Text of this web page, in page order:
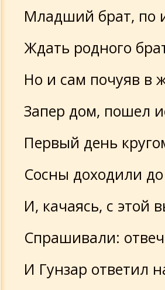
Младший брат, по
Ждать родного
Но и сам почуяв в
Запер дом, пошел
Первый день
Сосны доходили до
И, качаясь, с этой
Спрашивали:
И Гунзар ответил